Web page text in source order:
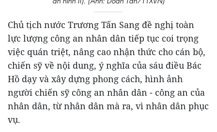
Chủ tịch nước Trương Tấn Sang đề nghị toàn
lực lượng công an nhân dân tiếp tục coi trọng
việc quán triệt, nâng cao nhận thức cho cán bộ,
chiến sỹ về nội dung, ý nghĩa của sáu điều Bác
Hồ dạy và xây dựng phong cách, hình ảnh
người chiến sỹ công an nhân dân - công an của
nhân dân, từ nhân dân mà ra, vì nhân dân phục
vụ.